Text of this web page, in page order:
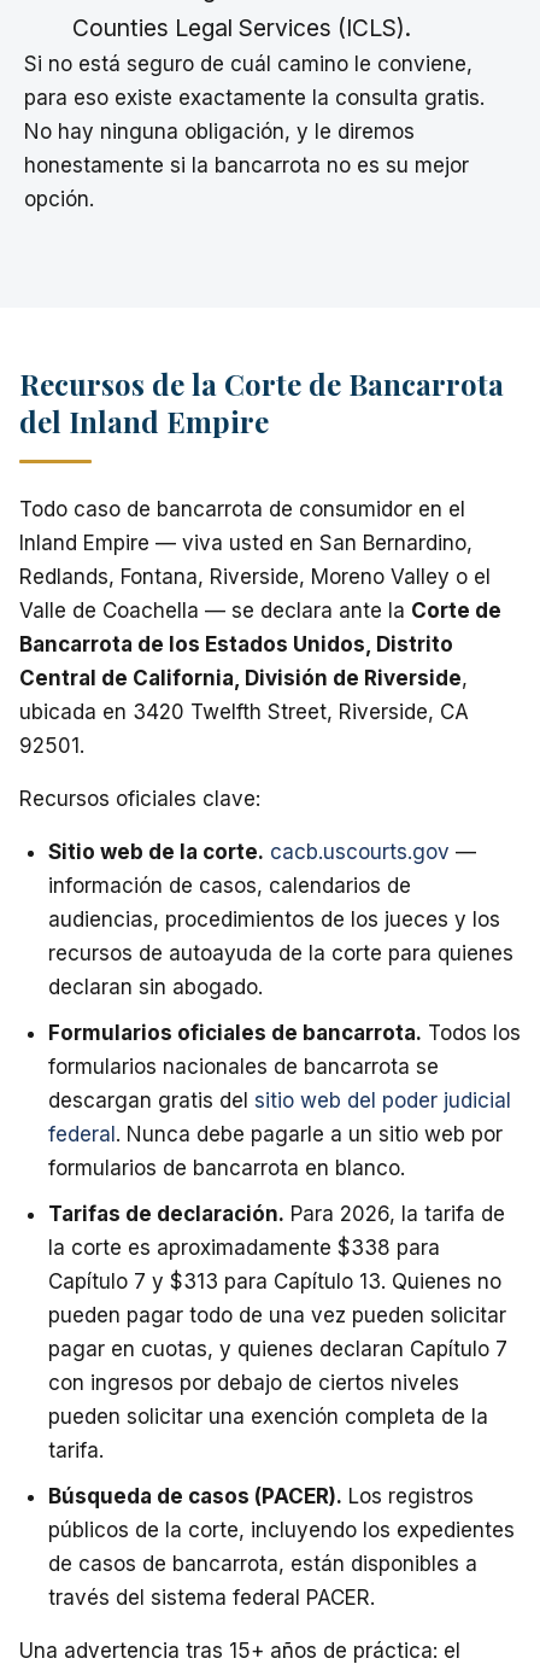
Counties Legal Services (ICLS).
Si no está seguro de cuál camino le conviene,
para eso existe exactamente la consulta gratis.
No hay ninguna obligación, y le diremos
honestamente si la bancarrota no es su mejor
opción.
Recursos de la Corte de Bancarrota
del Inland Empire
Todo caso de bancarrota de consumidor en el
Inland Empire — viva usted en San Bernardino,
Redlands, Fontana, Riverside, Moreno Valley o el
Valle de Coachella — se declara ante la Corte de
Bancarrota de los Estados Unidos, Distrito
Central de California, División de Riverside,
ubicada en 3420 Twelfth Street, Riverside, CA
92501.
Recursos oficiales clave:
Sitio web de la corte. cacb.uscourts.gov —
información de casos, calendarios de
audiencias, procedimientos de los jueces y los
recursos de autoayuda de la corte para quienes
declaran sin abogado.
Formularios oficiales de bancarrota. Todos los
formularios nacionales de bancarrota se
descargan gratis del sitio web del poder judicial
federal. Nunca debe pagarle a un sitio web por
formularios de bancarrota en blanco.
Tarifas de declaración. Para 2026, la tarifa de
la corte es aproximadamente $338 para
Capítulo 7 y $313 para Capítulo 13. Quienes no
pueden pagar todo de una vez pueden solicitar
pagar en cuotas, y quienes declaran Capítulo 7
con ingresos por debajo de ciertos niveles
pueden solicitar una exención completa de la
tarifa.
Búsqueda de casos (PACER). Los registros
públicos de la corte, incluyendo los expedientes
de casos de bancarrota, están disponibles a
través del sistema federal PACER.
Una advertencia tras 15+ años de práctica: el